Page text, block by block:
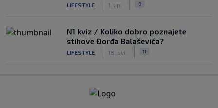
LIFESTYLE 1. lip. 0
N1 kviz / Koliko dobro poznajete
stihove Đorđa Balaševića?
LIFESTYLE 18. svi. 11